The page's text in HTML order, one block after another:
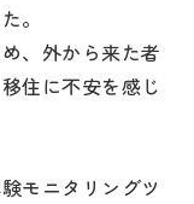
。
、外から来た者
住に不安を感じ
モニタリングツ